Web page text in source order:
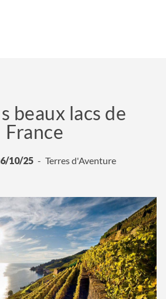
beaux lacs de
France
10/25 Terres d'Aventure